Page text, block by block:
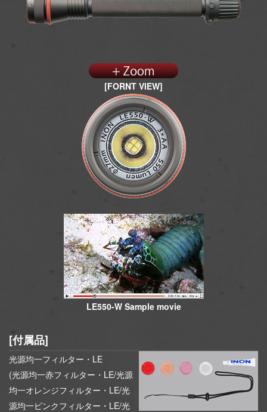
[FORNT VIEW]
LE550-W Sample movie
[付属品]
光源均一フィルター・LE
(光源均一赤フィルター・LE/光源
均一オレンジフィルター・LE/光
源均一ピンクフィルター・LE/光